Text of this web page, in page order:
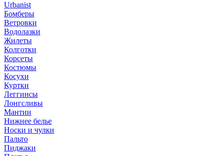
Urbanist
Бомберы
Ветровки
Водолазки
Жилеты
Колготки
Корсеты
Костюмы
Косухи
Куртки
Леггинсы
Лонгсливы
Мантии
Нижнее белье
Носки и чулки
Пальто
Пиджаки